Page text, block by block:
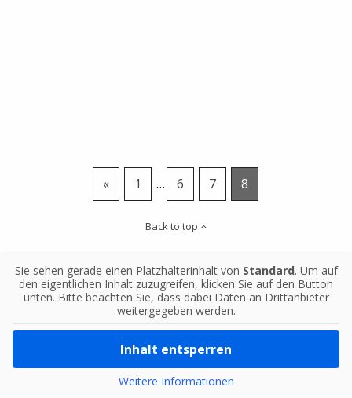
« 1 … 6 7 8
Back to top
Sie sehen gerade einen Platzhalterinhalt von Standard. Um auf
den eigentlichen Inhalt zuzugreifen, klicken Sie auf den Button
unten. Bitte beachten Sie, dass dabei Daten an Drittanbieter
weitergegeben werden.
Inhalt entsperren
Weitere Informationen